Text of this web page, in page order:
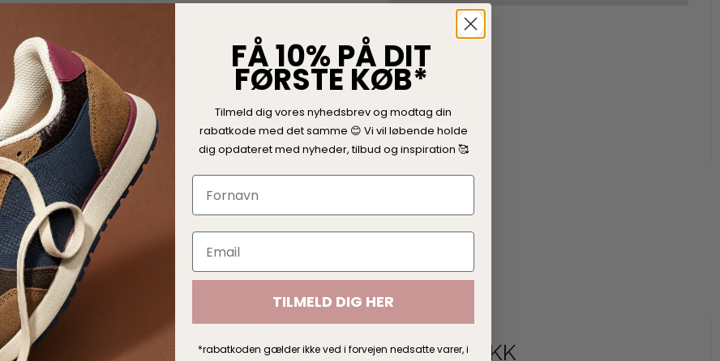
SibinLinnebjerg Strik - Dell - Light Sand 1.000,00 DKK
FÅ 10% PÅ DIT
FØRSTE KØB*
Tilmeld dig vores nyhedsbrev og modtag din
rabatkode med det samme 😊 Vi vil løbende holde
dig opdateret med nyheder, tilbud og inspiration 🥰
TILMELD DIG HER
*rabatkoden gælder ikke ved i forvejen nedsatte varer, i